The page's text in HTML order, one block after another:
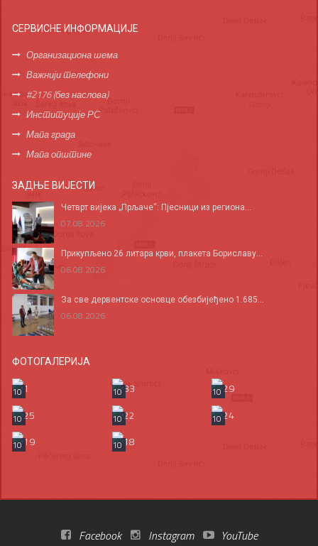
СЕРВИСНЕ ИНФОРМАЦИЈЕ
Организациона шема
Важнији телефони
#2176 (без наслова)
Институције РС
Мапа града
Мапа општине
ЗАДЊЕ ВИЈЕСТИ
Четврт вијека „Прљаче“: Пјесници из региона...
07.08.2026
Прикупљено 26 литара крви, плакета Бориславу...
06.08.2026
За све дервентске основце обезбијеђено 1.685...
06.08.2026
ФОТОГАЛЕРИЈА
10 10
10
10
10
10
10
10
Facebook Instagram YouTube